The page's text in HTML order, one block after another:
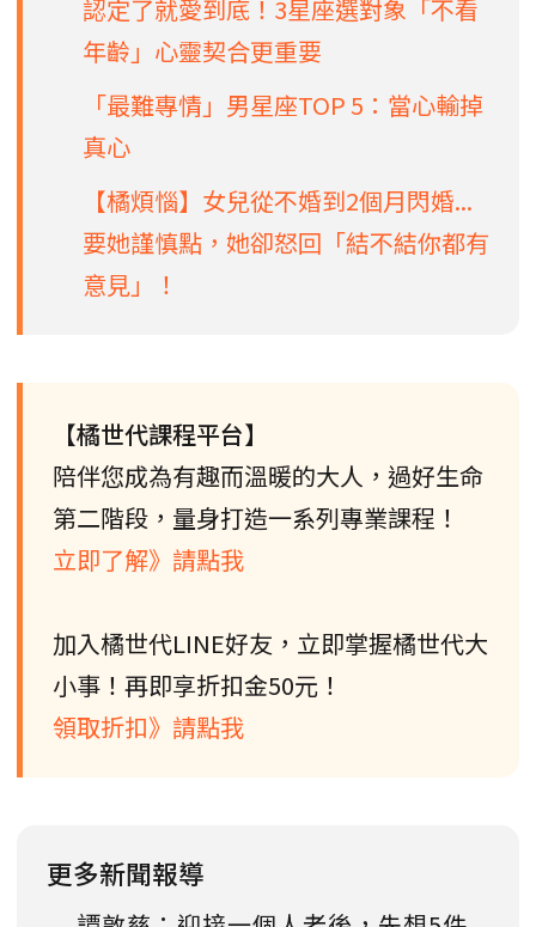
認定了就愛到底！3星座選對象「不看
年齡」心靈契合更重要
「最難專情」男星座TOP 5：當心輸掉
真心
【橘煩惱】女兒從不婚到2個月閃婚...
要她謹慎點，她卻怒回「結不結你都有
意見」！
【橘世代課程平台】
陪伴您成為有趣而溫暖的大人，過好生命
第二階段，量身打造一系列專業課程！
立即了解》請點我
加入橘世代LINE好友，立即掌握橘世代大
小事！再即享折扣金50元！
領取折扣》請點我
更多新聞報導